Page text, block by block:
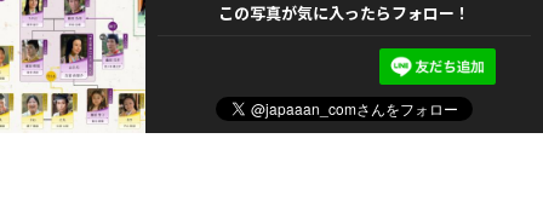
この写真が気に入ったらフォロー！